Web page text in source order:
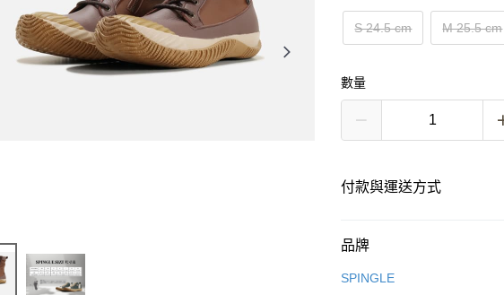
S 24.5 cm M 25.5 cm
數量
付款與運送方式
付款方式
信用卡一次付款
品牌
SPINGLE